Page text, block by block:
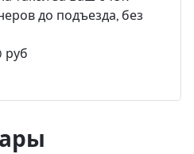
до подъезда, без
руб